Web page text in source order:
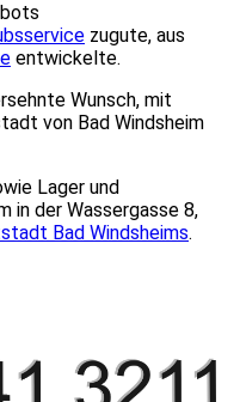
zugute, aus
entwickelte.
Wunsch, mit
von Bad Windsheim
Lager und
in der Wassergasse 8,
Bad Windsheims.